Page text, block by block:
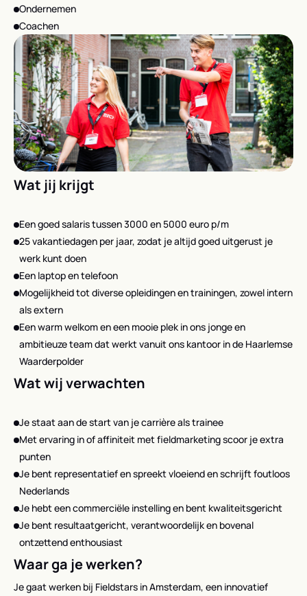
Ondernemen
Coachen
Wat jij krijgt
Een goed salaris tussen 3000 en 5000 euro p/m
25 vakantiedagen per jaar, zodat je altijd goed uitgerust je
werk kunt doen
Een laptop en telefoon
Mogelijkheid tot diverse opleidingen en trainingen, zowel intern
als extern
Een warm welkom en een mooie plek in ons jonge en
ambitieuze team dat werkt vanuit ons kantoor in de Haarlemse
Waarderpolder
Wat wij verwachten
Je staat aan de start van je carrière als trainee
Met ervaring in of affiniteit met fieldmarketing scoor je extra
punten
Je bent representatief en spreekt vloeiend en schrijft foutloos
Nederlands
Je hebt een commerciële instelling en bent kwaliteitsgericht
Je bent resultaatgericht, verantwoordelijk en bovenal
ontzettend enthousiast
Waar ga je werken?
Je gaat werken bij Fieldstars in Amsterdam, een innovatief